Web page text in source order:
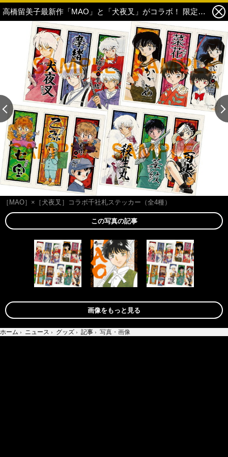
高橋留美子最新作「MAO」と「犬夜叉」がコラボ！ 限定千社札ステッカーがもらえるフェアを開催 1枚目の写真・画像
［MAO］×［犬夜叉］コラボ千社札ステッカー（全4種）
この記事の画像 残り2
この写真の記事
画像をもっと見る
ホーム › ニュース › グッズ › 記事 › 写真・画像